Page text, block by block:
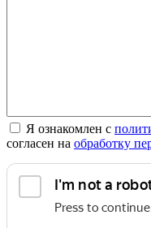
Я ознакомлен с
согласен на обработку